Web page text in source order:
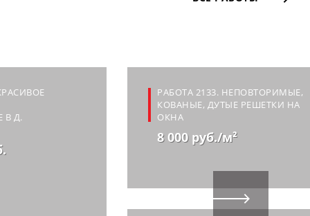
В Д.
РАБОТА 2133. НЕПОВТОРИМЫЕ,
КОВАНЫЕ, ДУТЫЕ РЕШЕТКИ НА
ОКНА
8 000 руб./м²